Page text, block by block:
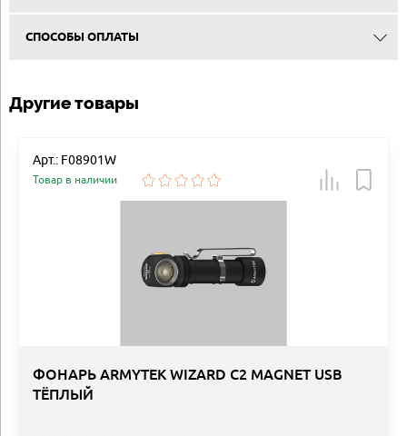
СПОСОБЫ ОПЛАТЫ
Другие товары
Арт.: F08901W
Товар в наличии
ФОНАРЬ ARMYTEK WIZARD C2 MAGNET USB
ТЁПЛЫЙ